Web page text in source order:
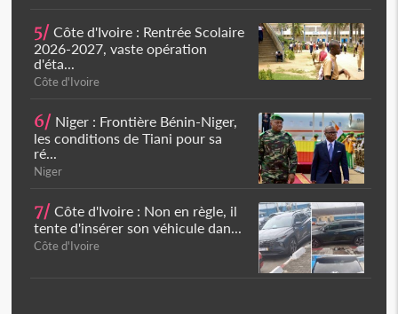
5/ Côte d'Ivoire : Rentrée Scolaire
2026-2027, vaste opération
d'éta...
Côte d'Ivoire
6/ Niger : Frontière Bénin-Niger,
les conditions de Tiani pour sa
ré...
Niger
7/ Côte d'Ivoire : Non en règle, il
tente d'insérer son véhicule dan...
Côte d'Ivoire